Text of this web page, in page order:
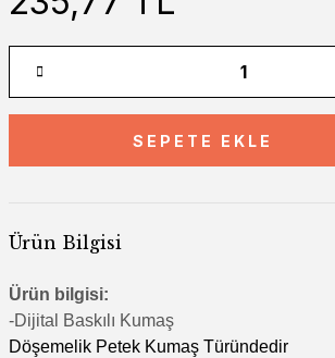
SEPETE EKLE
Ürün Bilgisi
Ürün bilgisi:
-Dijital Baskılı Kumaş
Döşemelik Petek Kumaş Türündedir